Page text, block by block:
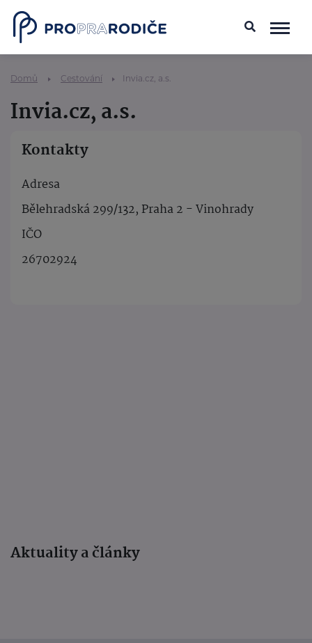
Domů Cestování Invia.cz, a.s.
Invia.cz, a.s.
Kontakty
Adresa
Bělehradská 299/132, Praha 2 - Vinohrady
IČO
26702924
Aktuality a články